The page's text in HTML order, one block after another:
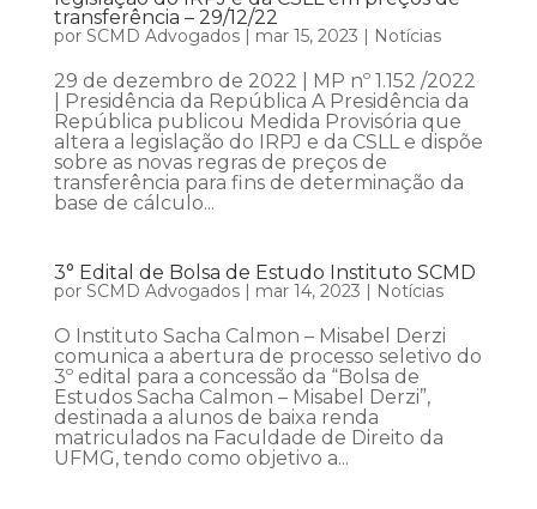
transferência – 29/12/22
por SCMD Advogados| mar 15, 2023 | Notícias
29 de dezembro de 2022 | MP nº 1.152 /2022
| Presidência da República A Presidência da
República publicou Medida Provisória que
altera a legislação do IRPJ e da CSLL e dispõe
sobre as novas regras de preços de
transferência para fins de determinação da
base de cálculo...
3° Edital de Bolsa de Estudo Instituto SCMD
por SCMD Advogados| mar 14, 2023 | Notícias
O Instituto Sacha Calmon – Misabel Derzi
comunica a abertura de processo seletivo do
3º edital para a concessão da “Bolsa de
Estudos Sacha Calmon – Misabel Derzi”,
destinada a alunos de baixa renda
matriculados na Faculdade de Direito da
UFMG, tendo como objetivo a...